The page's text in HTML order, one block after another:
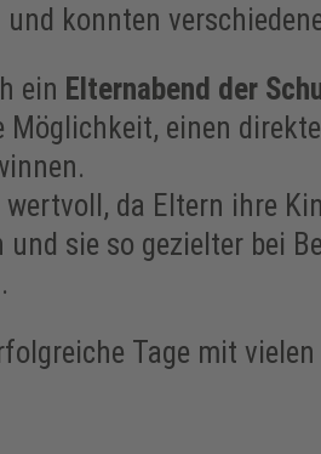
konnten
ein Elternabend der
einen
da Eltern ihre
sie so gezielter bei
Tage mit